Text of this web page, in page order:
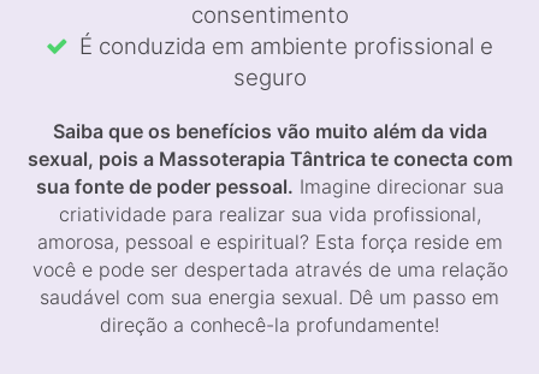
consentimento
É conduzida em ambiente profissional e
seguro
Saiba que os benefícios vão muito além da vida
sexual, pois a Massoterapia Tântrica te conecta com
sua fonte de poder pessoal. Imagine direcionar sua
criatividade para realizar sua vida profissional,
amorosa, pessoal e espiritual? Esta força reside em
você e pode ser despertada através de uma relação
saudável com sua energia sexual. Dê um passo em
direção a conhecê-la profundamente!